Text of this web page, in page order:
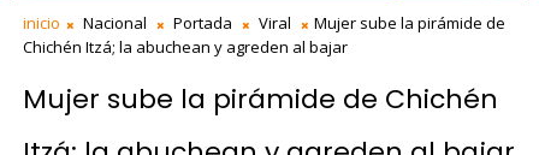
inicio Nacional Portada Viral
Mujer sube la pirámide de
Chichén Itzá; la abuchean y agreden al bajar
Mujer sube la pirámide de Chichén